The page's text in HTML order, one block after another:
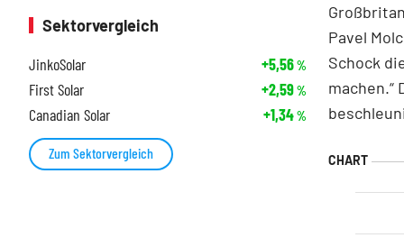
Pavel
Schock
machen.“
Sektorvergleich
JinkoSolar
+5,56%
First Solar +2,59%
Canadian Solar +1,34%
Zum Sektorvergleich